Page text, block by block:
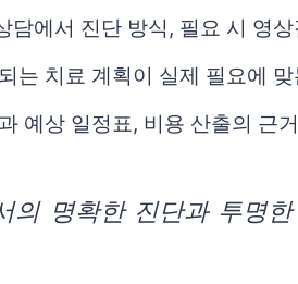
담에서 진단 방식, 필요 시 영
는 치료 계획이 실제 필요에
예상 일정표, 비용 산출의 근
의 명확한 진단과 투명